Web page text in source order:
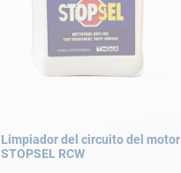
Limpiador del circuito del motor
STOPSEL RCW